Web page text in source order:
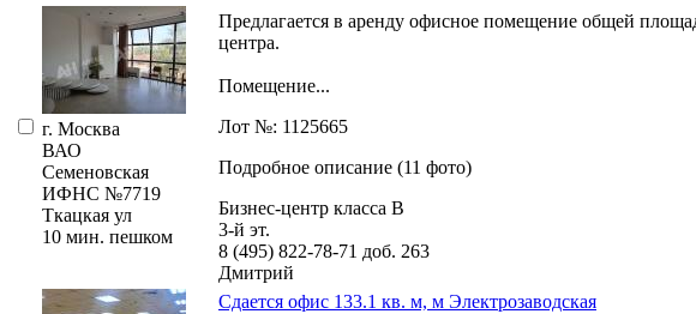
г. Москва
ВАО
Семеновская
ИФНС №7719
Ткацкая ул
10 мин. пешком
Предлагается в аренду офисное помещение общей
центра.
Помещение...
Лот №: 1125665
Подробное описание (11 фото)
Бизнес-центр класса В
3-й эт.
8 (495) 822-78-71 доб. 263
Дмитрий
Сдается офис 133.1 кв. м, м Электрозаводская